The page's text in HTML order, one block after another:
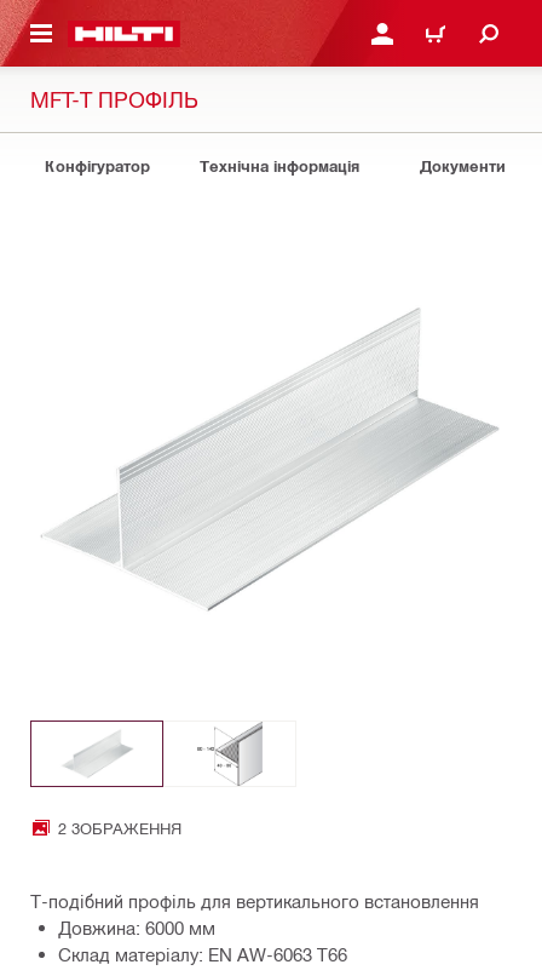
ЗМІСТУ УВІЙТИ АБО
КОШИК
MFT-T ПРОФІЛЬ
Конфігуратор Технічна інформація Документи
2 ЗОБРАЖЕННЯ
Т-подібний профіль для вертикального встановлення
Довжина: 6000 мм
Склад матеріалу: EN AW-6063 T66